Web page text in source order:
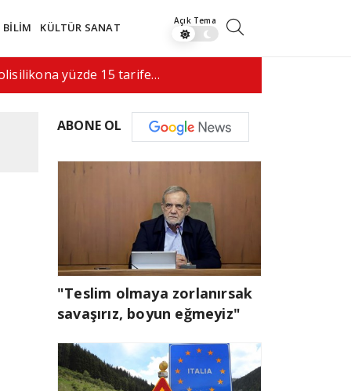
BİLİM KÜLTÜR SANAT
5 kişi hayatını…
ABONE OL
"Teslim olmaya zorlanırsak
savaşırız, boyun eğmeyiz"